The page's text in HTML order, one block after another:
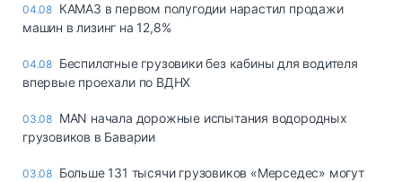
04.08 КАМАЗ в первом полугодии нарастил продажи
машин в лизинг на 12,8%
04.08 Беспилотные грузовики без кабины для водителя
впервые проехали по ВДНХ
03.08 MAN начала дорожные испытания водородных
грузовиков в Баварии
03.08 Больше 131 тысячи грузовиков «Мерседес» могут